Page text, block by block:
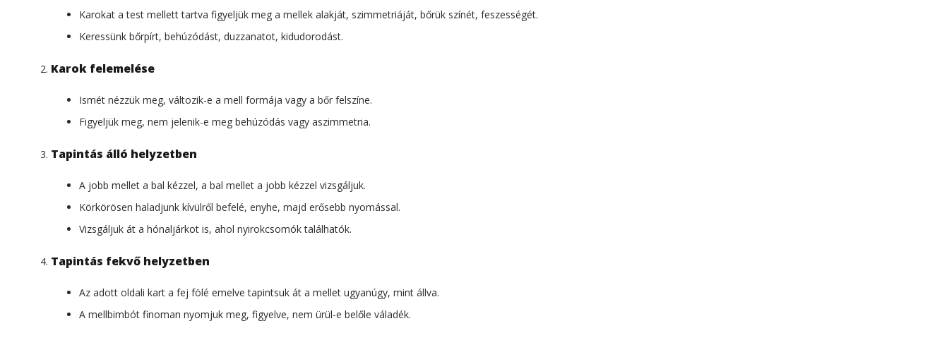
Karokat a test mellett tartva figyeljük meg a mellek alakját, szimmetriáját, bőrük színét, feszességét.
Keressünk bőrpírt, behúzódást, duzzanatot, kidudorodást.
Karok felemelése
Ismét nézzük meg, változik-e a mell formája vagy a bőr felszíne.
Figyeljük meg, nem jelenik-e meg behúzódás vagy aszimmetria.
Tapintás álló helyzetben
A jobb mellet a bal kézzel, a bal mellet a jobb kézzel vizsgáljuk.
Körkörösen haladjunk kívülről befelé, enyhe, majd erősebb nyomással.
Vizsgáljuk át a hónaljárkot is, ahol nyirokcsomók találhatók.
Tapintás fekvő helyzetben
Az adott oldali kart a fej fölé emelve tapintsuk át a mellet ugyanúgy, mint állva.
A mellbimbót finoman nyomjuk meg, figyelve, nem ürül-e belőle váladék.